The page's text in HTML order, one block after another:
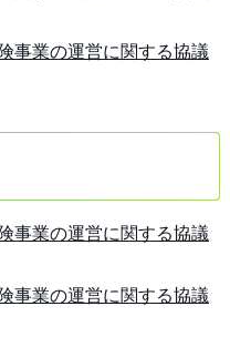
事業の運営に関する協議
事業の運営に関する協議
事業の運営に関する協議